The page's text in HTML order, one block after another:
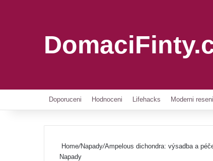
Doporuceni Hodnoceni Lifehacks Moderni reseni
Home/Napady/Ampelous dichondra: výsadba a
Napady